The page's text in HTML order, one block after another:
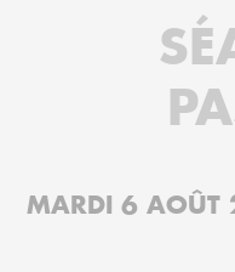
MARDI 6 AOÛT